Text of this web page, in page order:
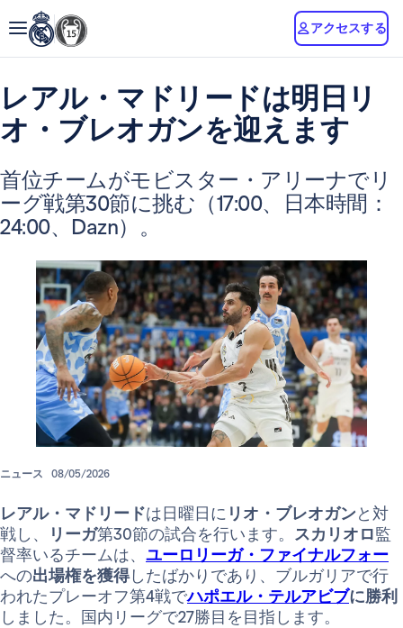
アクセスする
レアル・マドリードは明日リ
オ・ブレオガンを迎えます
首位チームがモビスター・アリーナでリ
ーグ戦第30節に挑む（17:00、日本時間：
24:00、Dazn）。
ニュース 08/05/2026
レアル・マドリードは日曜日に リオ・ブレオガンと対
戦し、
リーガ第30節の試合を行います。 スカリオロ監
督率いるチームは、 ユーロリーガ・ファイナルフォー
への出場権を獲得したばかりであり、ブルガリアで行
われたプレーオフ第4戦でハポエル・テルアビブに勝利
しました。国内リーグで27勝目を目指します。